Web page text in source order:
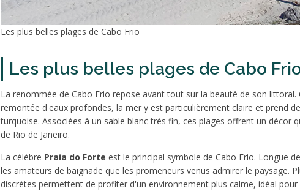
Les plus belles plages de Cabo Frio
Les plus belles plages de Cabo
La renommée de Cabo Frio repose avant tout sur la beauté de son littoral.
remontée d'eaux profondes, la mer y est particulièrement claire et prend
turquoise. Associées à un sable blanc très fin, ces plages offrent un décor
de Rio de Janeiro.
La célèbre Praia do Forte est le principal symbole de Cabo Frio. Longue
les amateurs de baignade que les promeneurs venus admirer le paysage.
discrètes permettent de profiter d'un environnement plus calme, idéal